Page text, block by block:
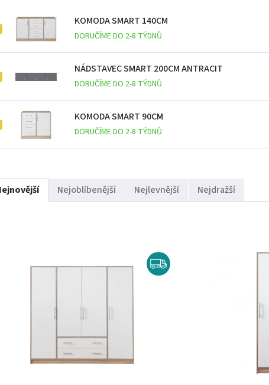
KOMODA SMART 140CM
DORUČÍME DO 2-8 TÝDNŮ
NÁDSTAVEC SMART 200CM ANTRACIT
DORUČÍME DO 2-8 TÝDNŮ
KOMODA SMART 90CM
DORUČÍME DO 2-8 TÝDNŮ
Nejoblíbenější Nejlevnější Nejdražší